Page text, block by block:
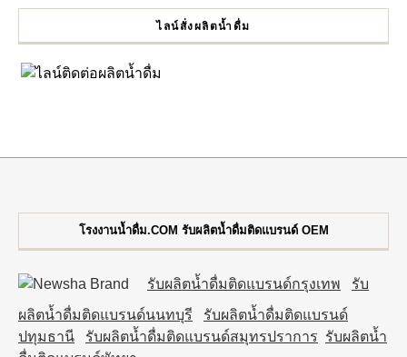
ไลน์สั่งผลิตน้ำดื่ม
โรงงานน้ำดื่ม.COM รับผลิตน้ำดื่มติดแบรนด์ OEM
รับผลิตน้ำดื่มติดแบรนด์กรุงเทพ
รับ
ผลิตน้ำดื่มติดแบรนด์นนทบุรี
รับผลิตน้ำดื่มติดแบรนด์
ปทุมธานี
รับผลิตน้ำดื่มติดแบรนด์สมุทรปราการ รับผลิตน้ำ